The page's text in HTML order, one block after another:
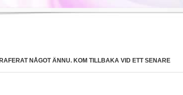
NÅGOT ÄNNU. KOM TILLBAKA VID ETT SENARE